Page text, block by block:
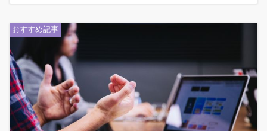
おすすめ記事